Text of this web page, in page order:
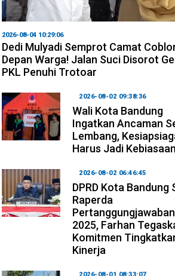
2026-08-04 10:29:06
Dedi Mulyadi Semprot Camat
Depan Warga! Jalan Suci Disorot
PKL Penuhi Trotoar
2026-08-02 09:38:36
Wali Kota Bandung
Ingatkan Ancaman
Lembang,
Harus Jadi Kebiasaan
2026-08-02 06:46:45
DPRD Kota Bandung
Raperda
2025, Farhan
Komitmen
Kinerja